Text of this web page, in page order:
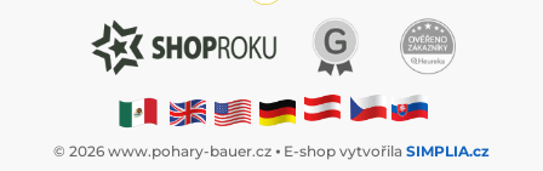
© 2026 www.pohary-bauer.cz ⦁ E-shop vytvořila SIMPLIA.cz